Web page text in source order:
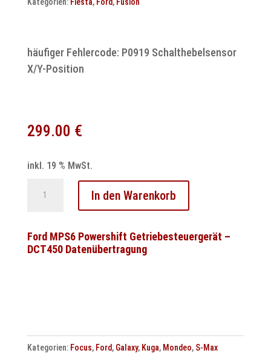
Reparatur
häufiger Fehlercode: P0919 Schalthebelsensor
X/Y-Position
299.00 €
inkl. 19 % MwSt.
Reparatur
–
In den Warenkorb
Ford MPS6 Powershift Getriebesteuergerät –
DCT450 Datenübertragung
Kategorien: Focus, Ford, Galaxy, Kuga, Mondeo, S-Max